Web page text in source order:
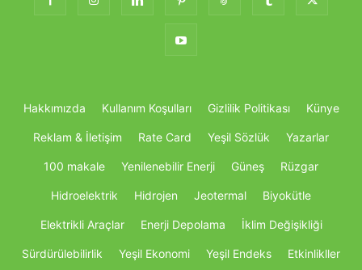
Hakkımızda Kullanım Koşulları Gizlilik Politikası Künye
Reklam & İletişim Rate Card Yeşil Sözlük Yazarlar
100 makale Yenilenebilir Enerji Güneş Rüzgar
Hidroelektrik Hidrojen Jeotermal Biyokütle
Elektrikli Araçlar Enerji Depolama İklim Değişikliği
Sürdürülebilirlik Yeşil Ekonomi Yeşil Endeks Etkinlikller